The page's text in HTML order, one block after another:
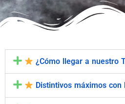
¿Cómo llegar a nuestro
Distintivos máximos